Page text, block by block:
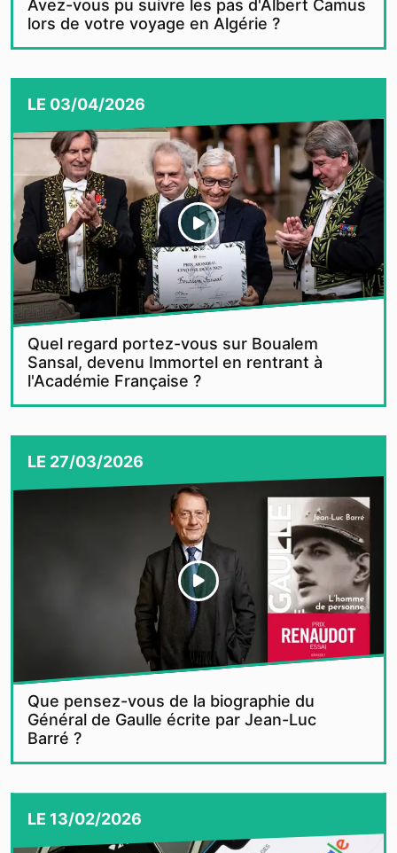
Avez-vous pu suivre les pas d'Albert Camus
lors de votre voyage en Algérie ?
LE 03/04/2026
Quel regard portez-vous sur Boualem
Sansal, devenu Immortel en rentrant à
l'Académie Française ?
LE 27/03/2026
Que pensez-vous de la biographie du
Général de Gaulle écrite par Jean-Luc
Barré ?
LE 13/02/2026